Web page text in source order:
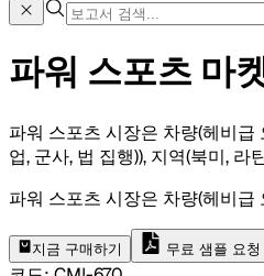
파워 스포츠 마
파워 스포츠 시장은 차량(헤비급
업, 군사, 법 집행)), 지역(북미,
파워 스포츠 시장은 차량(헤비급
지금 구매하기 무료 샘플 요청